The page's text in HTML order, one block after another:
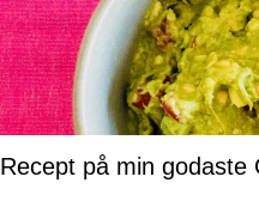
Recept på min godaste